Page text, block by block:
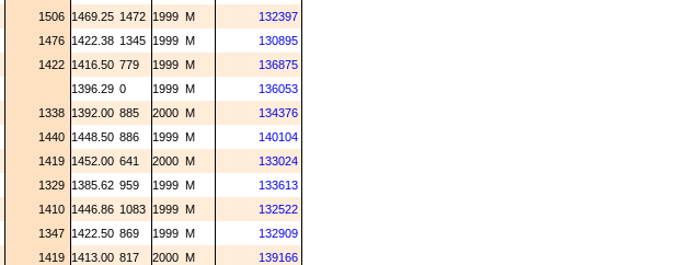
1506 1469.25 1472 1999 M
132397
1476 1422.38 1345 1999 M
130895
1422 1416.50 779 1999 M
136875
1396.29 0 1999 M
136053
1338 1392.00 885 2000 M
134376
1440 1448.50 886 1999 M
140104
1419 1452.00 641 2000 M
133024
1329 1385.62 959 1999 M
133613
1410 1446.86 1083 1999 M
132522
1347 1422.50 869 1999 M
132909
1419 1413.00 817 2000 M
139166